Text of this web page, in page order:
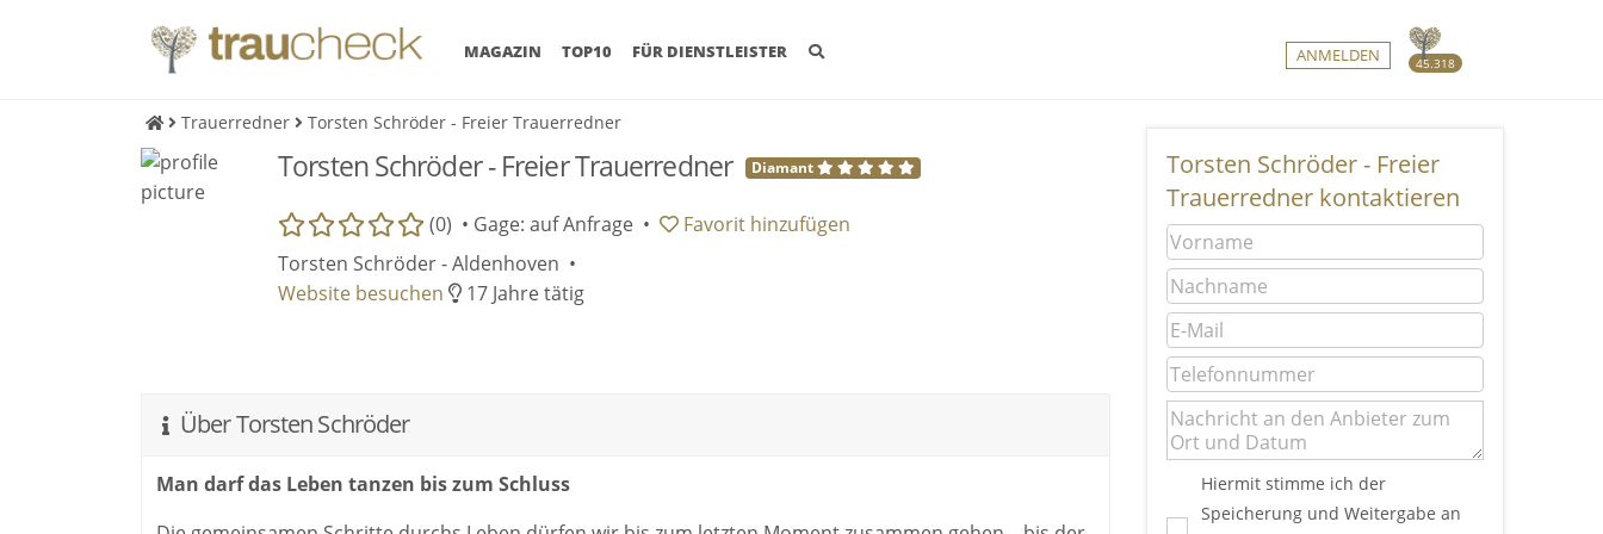
45.318
MAGAZIN (CURRENT)
TOP10 FÜR DIENSTLEISTER ANMELDEN
Trauerredner Torsten Schröder - Freier Trauerredner
Torsten Schröder - Freier Trauerredner Diamant
(0) • Gage: auf Anfrage • Favorit hinzufügen
Torsten Schröder - Aldenhoven •
Website besuchen
17 Jahre tätig
Über Torsten Schröder
Man darf das Leben tanzen bis zum Schluss
Torsten Schröder - Freier
Trauerredner kontaktieren
Hiermit stimme ich der
Speicherung und Weitergabe an